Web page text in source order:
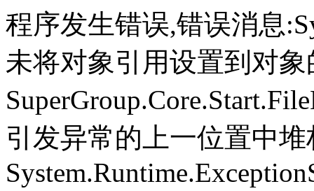
程序发生错误,错误消息
未将对象引用设置到对
引发异常的上一位置中